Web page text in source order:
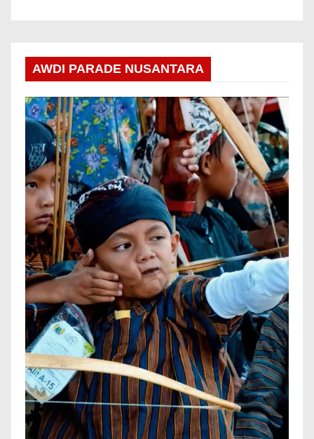
AWDI PARADE NUSANTARA